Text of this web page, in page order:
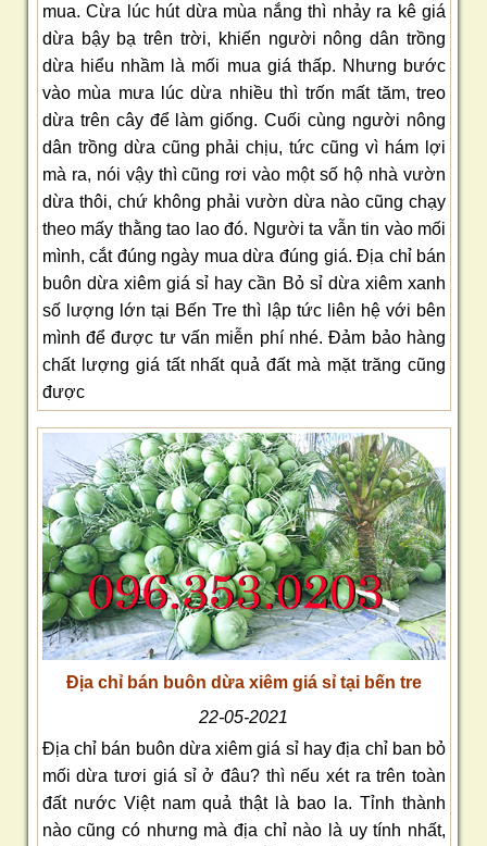
mua. Cừa lúc hút dừa mùa nắng thì nhảy ra kê giá
dừa bậy bạ trên trời, khiến người nông dân trồng
dừa hiểu nhầm là mối mua giá thấp. Nhưng bước
vào mùa mưa lúc dừa nhiều thì trốn mất tăm, treo
dừa trên cây để làm giống. Cuối cùng người nông
dân trồng dừa cũng phải chịu, tức cũng vì hám lợi
mà ra, nói vậy thì cũng rơi vào một số hộ nhà vườn
dừa thôi, chứ không phải vườn dừa nào cũng chạy
theo mấy thằng tao lao đó. Người ta vẫn tin vào mối
mình, cắt đúng ngày mua dừa đúng giá. Địa chỉ bán
buôn dừa xiêm giá sỉ hay cần Bỏ sỉ dừa xiêm xanh
số lượng lớn tại Bến Tre thì lập tức liên hệ với bên
mình để được tư vấn miễn phí nhé. Đảm bảo hàng
chất lượng giá tất nhất quả đất mà mặt trăng cũng
được
Địa chỉ bán buôn dừa xiêm giá sỉ tại bến tre
22-05-2021
Địa chỉ bán buôn dừa xiêm giá sỉ hay địa chỉ ban bỏ
mối dừa tươi giá sỉ ở đâu? thì nếu xét ra trên toàn
đất nước Việt nam quả thật là bao la. Tỉnh thành
nào cũng có nhưng mà địa chỉ nào là uy tính nhất,